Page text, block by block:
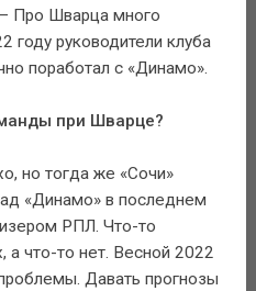
Про Шварца много
году руководители клуба
поработал с «Динамо».
при Шварце?
но тогда же «Сочи»
«Динамо» в последнем
РПЛ. Что-то
а что-то нет. Весной 2022
Давать прогнозы